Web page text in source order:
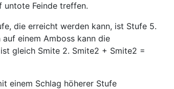
untote Feinde treffen.
die erreicht werden kann, ist Stufe 5.
einem Amboss kann die
gleich Smite 2. Smite2 + Smite2 =
einem Schlag höherer Stufe